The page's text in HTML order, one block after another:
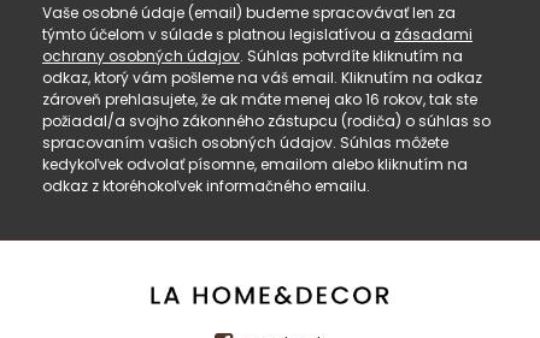
Vaše osobné údaje (email) budeme spracovávať len za
týmto účelom v súlade s platnou legislatívou a zásadami
ochrany osobných údajov. Súhlas potvrdíte kliknutím na
odkaz, ktorý vám pošleme na váš email. Kliknutím na odkaz
zároveň prehlasujete, že ak máte menej ako 16 rokov, tak ste
požiadal/a svojho zákonného zástupcu (rodiča) o súhlas so
spracovaním vašich osobných údajov. Súhlas môžete
kedykoľvek odvolať písomne, emailom alebo kliknutím na
odkaz z ktoréhokoľvek informačného emailu.